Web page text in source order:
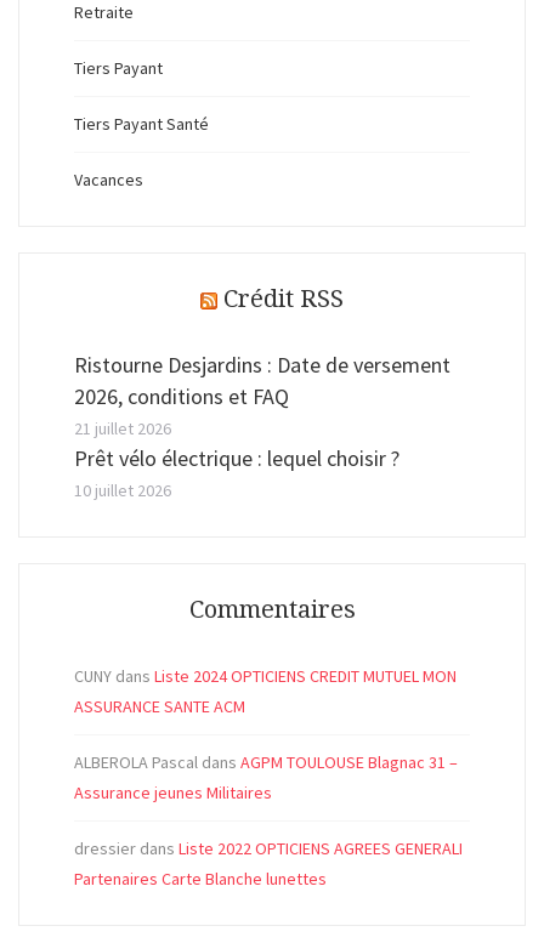
Retraite
Tiers Payant
Tiers Payant Santé
Vacances
Crédit RSS
Ristourne Desjardins : Date de versement
2026, conditions et FAQ
21 juillet 2026
Prêt vélo électrique : lequel choisir ?
10 juillet 2026
Commentaires
CUNY dans Liste 2024 OPTICIENS CREDIT MUTUEL MON
ASSURANCE SANTE ACM
ALBEROLA Pascal dans AGPM TOULOUSE Blagnac 31 –
Assurance jeunes Militaires
dressier dans Liste 2022 OPTICIENS AGREES GENERALI
Partenaires Carte Blanche lunettes